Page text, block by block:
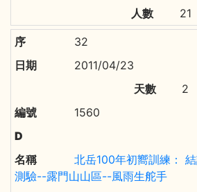
21
32
2011/04/23
2
1560
北岳100年初嚮訓練：
測驗--露門山山區--風雨生舵手